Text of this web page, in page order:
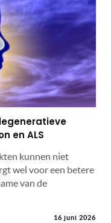
en ALS
kunnen niet
wel voor een betere
van de
16 juni 2026